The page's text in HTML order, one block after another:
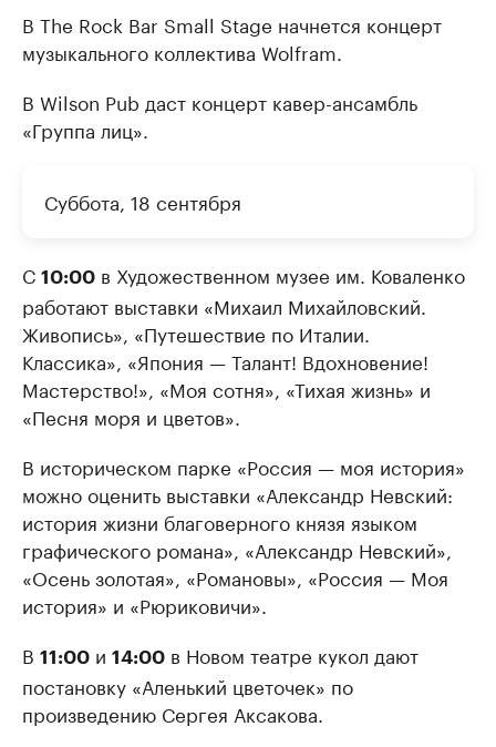
В The Rock Bar Small Stage начнется концерт
музыкального коллектива Wolfram.
В Wilson Pub даст концерт кавер-ансамбль
«Группа лиц».
Суббота, 18 сентября
С 10:00 в Художественном музее им. Коваленко
работают выставки «Михаил Михайловский.
Живопись», «Путешествие по Италии.
Классика», «Япония — Талант! Вдохновение!
Мастерство!», «Моя сотня», «Тихая жизнь» и
«Песня моря и цветов».
В историческом парке «Россия — моя история»
можно оценить выставки «Александр Невский:
история жизни благоверного князя языком
графического романа», «Александр Невский»,
«Осень золотая», «Романовы», «Россия — Моя
история» и «Рюриковичи».
В 11:00 и 14:00 в Новом театре кукол дают
постановку «Аленький цветочек» по
произведению Сергея Аксакова.